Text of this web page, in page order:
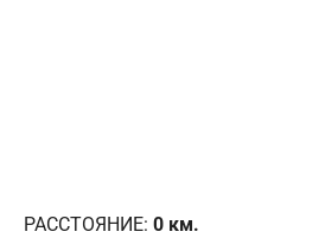
РАССТОЯНИЕ: 0 км.